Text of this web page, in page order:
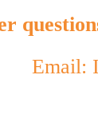
Email: